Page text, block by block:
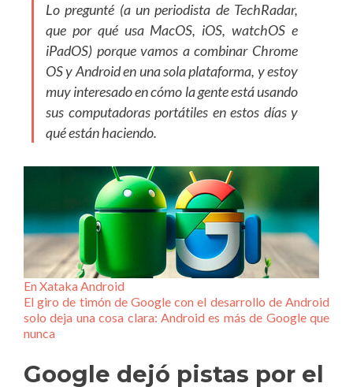
Lo pregunté (a un periodista de TechRadar,
que por qué usa MacOS, iOS, watchOS e
iPadOS) porque vamos a combinar Chrome
OS y Android en una sola plataforma, y estoy
muy interesado en cómo la gente está usando
sus computadoras portátiles en estos días y
qué están haciendo.
En Xataka Android
El giro de timón de Google con el desarrollo de Android
solo deja una cosa clara: Android es más de Google que
nunca
Google dejó pistas por el